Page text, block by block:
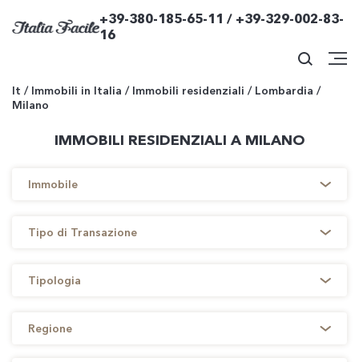
+39-380-185-65-11 / +39-329-002-83-
16
It / Immobili in Italia / Immobili residenziali / Lombardia /
Milano
IMMOBILI RESIDENZIALI A MILANO
Immobile
Tipo di Transazione
Tipologia
Regione